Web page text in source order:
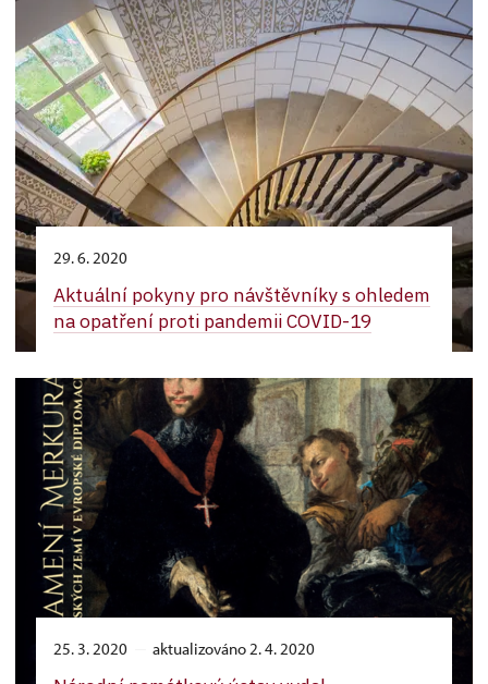
29. 6. 2020
Aktuální pokyny pro návštěvníky s ohledem
na opatření proti pandemii COVID-19
25. 3. 2020 aktualizováno 2. 4. 2020